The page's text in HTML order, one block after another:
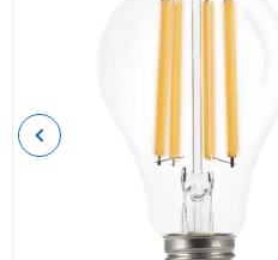
Previous